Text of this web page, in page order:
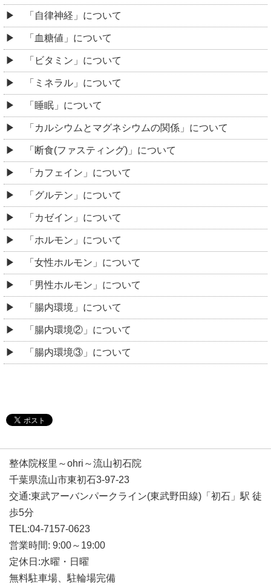
「自律神経」について
「血糖値」について
「ビタミン」について
「ミネラル」について
「睡眠」について
「カルシウムとマグネシウムの関係」について
「断食(ファスティング)」について
「カフェイン」について
「グルテン」について
「カゼイン」について
「ホルモン」について
「女性ホルモン」について
「男性ホルモン」について
「腸内環境」について
「腸内環境②」について
「腸内環境③」について
整体院桜里～ohri～流山初石院
千葉県流山市東初石3-97-23
交通:東武アーバンパークライン(東武野田線)「初石」駅 徒
歩5分
TEL:04-7157-0623
営業時間: 9:00～19:00
定休日:水曜・日曜
無料駐車場、駐輪場完備